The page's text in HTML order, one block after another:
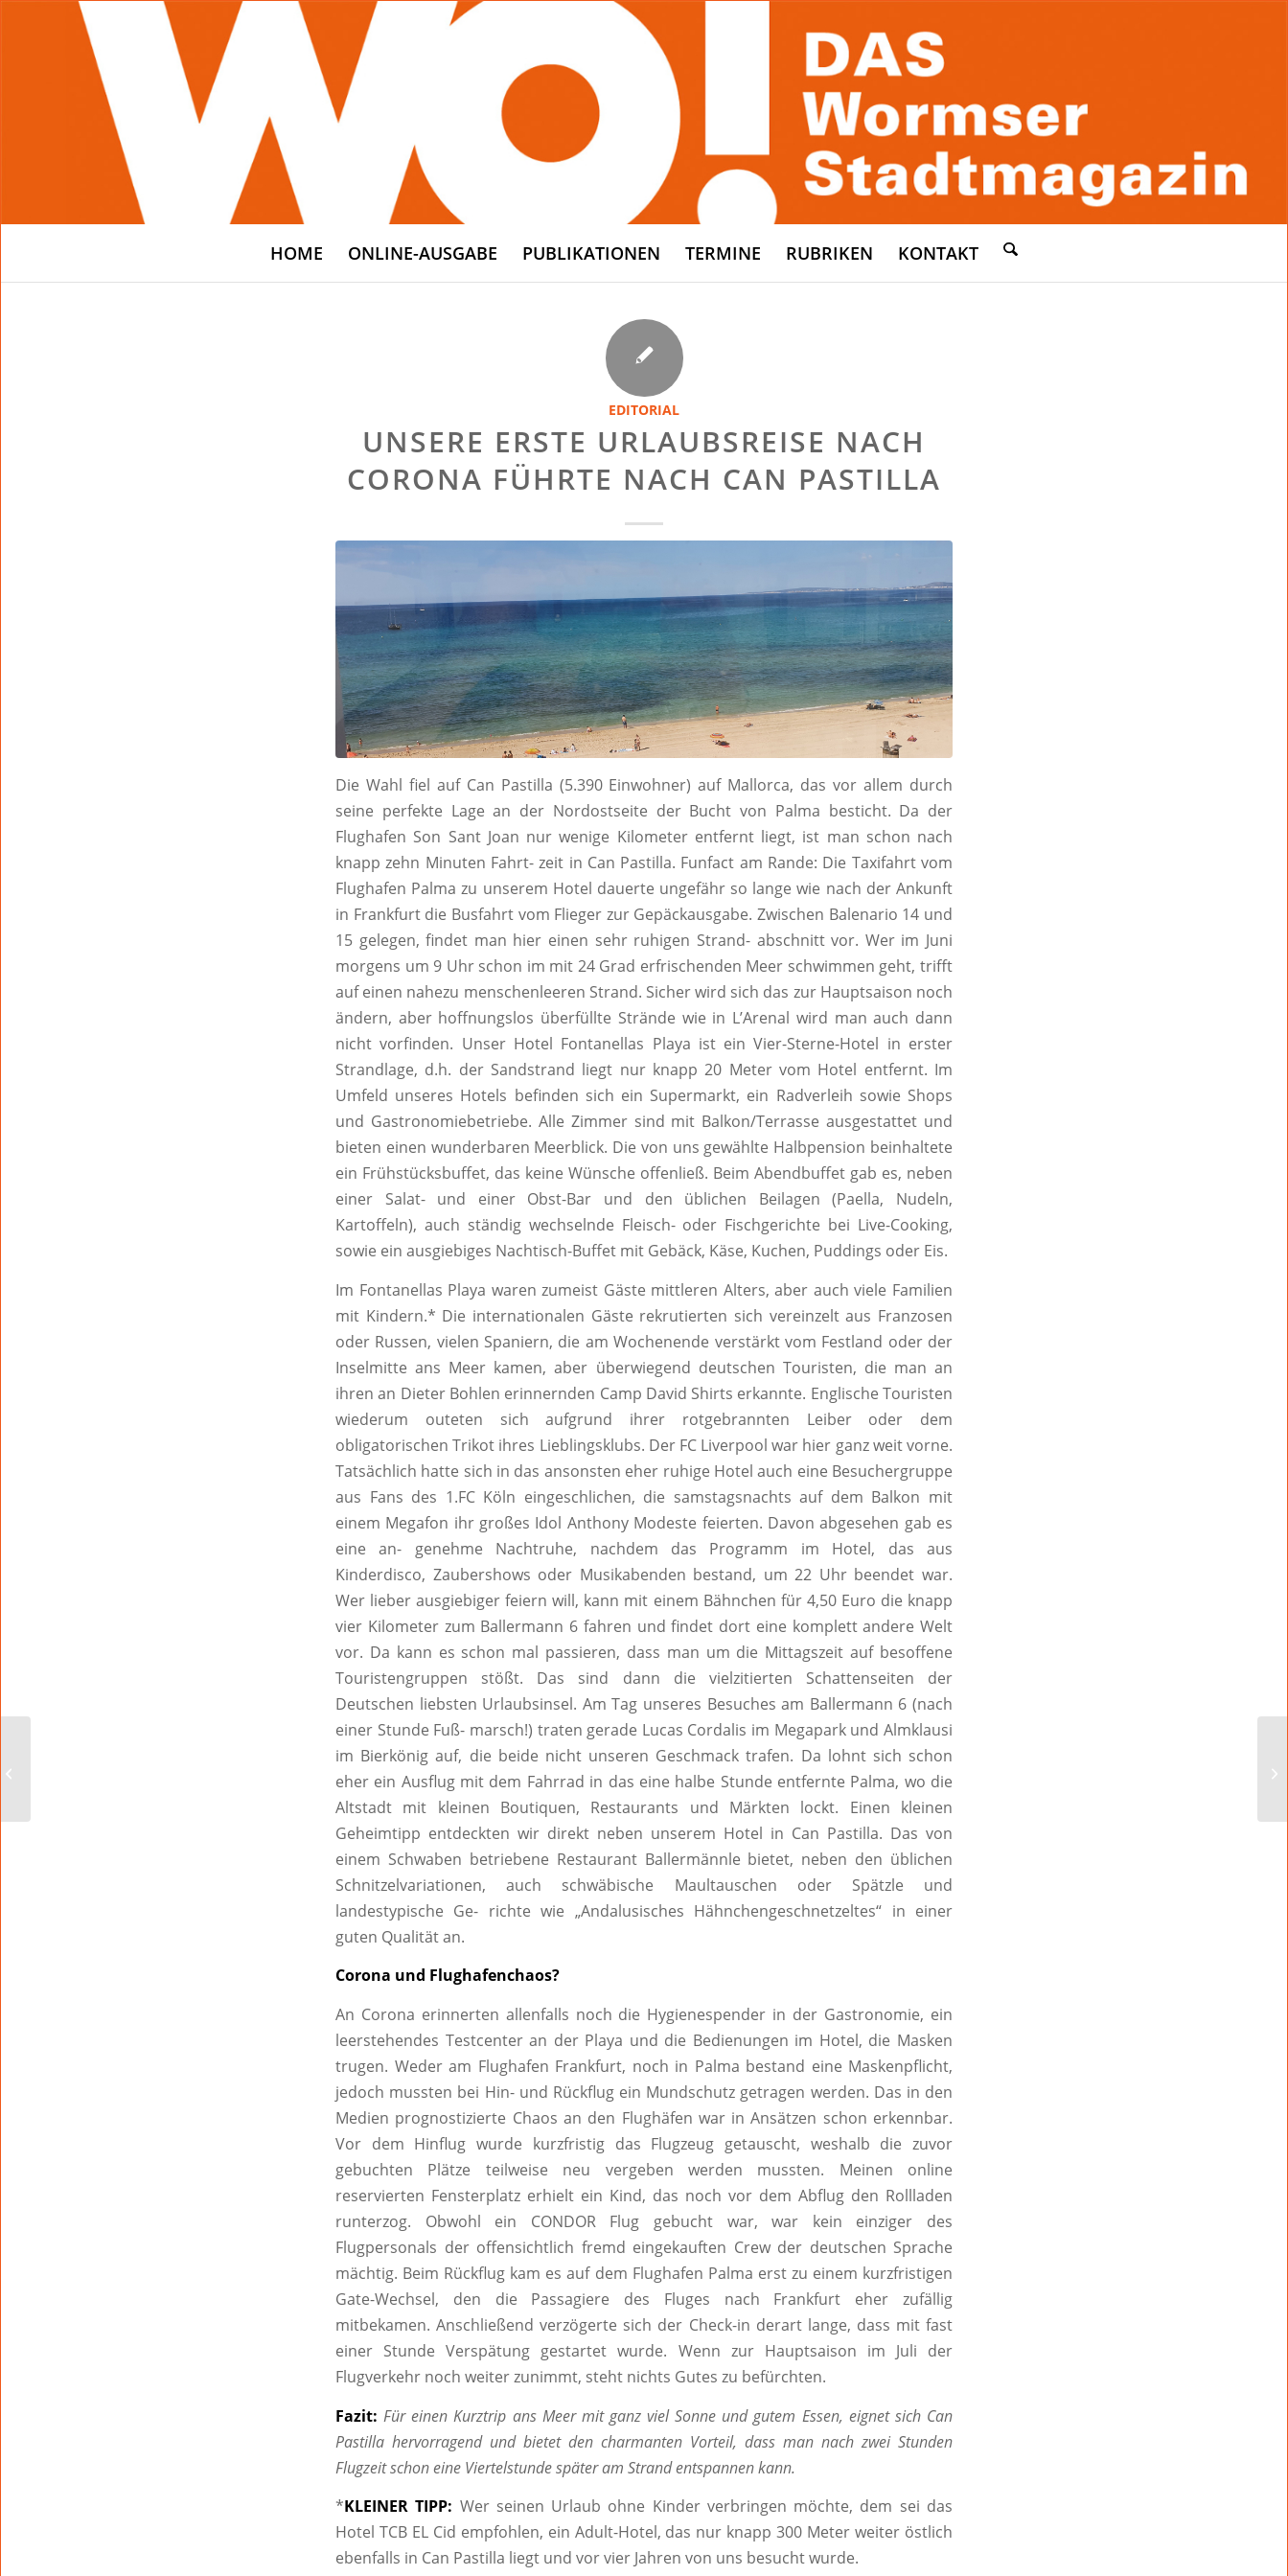
HOME ONLINE-AUSGABE PUBLIKATIONEN TERMINE RUBRIKEN KONTAKT
EDITORIAL
UNSERE ERSTE URLAUBSREISE NACH
CORONA FÜHRTE NACH CAN PASTILLA
Die Wahl fiel auf Can Pastilla (5.390 Einwohner) auf Mallorca, das vor allem durch
seine perfekte Lage an der Nordostseite der Bucht von Palma besticht. Da der
Flughafen Son Sant Joan nur wenige Kilometer entfernt liegt, ist man schon nach
knapp zehn Minuten Fahrt- zeit in Can Pastilla. Funfact am Rande: Die Taxifahrt vom
Flughafen Palma zu unserem Hotel dauerte ungefähr so lange wie nach der Ankunft
in Frankfurt die Busfahrt vom Flieger zur Gepäckausgabe. Zwischen Balenario 14 und
15 gelegen, findet man hier einen sehr ruhigen Strand- abschnitt vor. Wer im Juni
morgens um 9 Uhr schon im mit 24 Grad erfrischenden Meer schwimmen geht, trifft
auf einen nahezu menschenleeren Strand. Sicher wird sich das zur Hauptsaison noch
ändern, aber hoffnungslos überfüllte Strände wie in L’Arenal wird man auch dann
nicht vorfinden. Unser Hotel Fontanellas Playa ist ein Vier-Sterne-Hotel in erster
Strandlage, d.h. der Sandstrand liegt nur knapp 20 Meter vom Hotel entfernt. Im
Umfeld unseres Hotels befinden sich ein Supermarkt, ein Radverleih sowie Shops
und Gastronomiebetriebe. Alle Zimmer sind mit Balkon/Terrasse ausgestattet und
bieten einen wunderbaren Meerblick. Die von uns gewählte Halbpension beinhaltete
ein Frühstücksbuffet, das keine Wünsche offenließ. Beim Abendbuffet gab es, neben
einer Salat- und einer Obst-Bar und den üblichen Beilagen (Paella, Nudeln,
Kartoffeln), auch ständig wechselnde Fleisch- oder Fischgerichte bei Live-Cooking,
sowie ein ausgiebiges Nachtisch-Buffet mit Gebäck, Käse, Kuchen, Puddings oder Eis.
Im Fontanellas Playa waren zumeist Gäste mittleren Alters, aber auch viele Familien
mit Kindern.* Die internationalen Gäste rekrutierten sich vereinzelt aus Franzosen
oder Russen, vielen Spaniern, die am Wochenende verstärkt vom Festland oder der
Inselmitte ans Meer kamen, aber überwiegend deutschen Touristen, die man an
ihren an Dieter Bohlen erinnernden Camp David Shirts erkannte. Englische Touristen
wiederum outeten sich aufgrund ihrer rotgebrannten Leiber oder dem
obligatorischen Trikot ihres Lieblingsklubs. Der FC Liverpool war hier ganz weit vorne.
Tatsächlich hatte sich in das ansonsten eher ruhige Hotel auch eine Besuchergruppe
aus Fans des 1.FC Köln eingeschlichen, die samstagsnachts auf dem Balkon mit
einem Megafon ihr großes Idol Anthony Modeste feierten. Davon abgesehen gab es
eine an- genehme Nachtruhe, nachdem das Programm im Hotel, das aus
Kinderdisco, Zaubershows oder Musikabenden bestand, um 22 Uhr beendet war.
Wer lieber ausgiebiger feiern will, kann mit einem Bähnchen für 4,50 Euro die knapp
vier Kilometer zum Ballermann 6 fahren und findet dort eine komplett andere Welt
vor. Da kann es schon mal passieren, dass man um die Mittagszeit auf besoffene
Touristengruppen stößt. Das sind dann die vielzitierten Schattenseiten der
Deutschen liebsten Urlaubsinsel. Am Tag unseres Besuches am Ballermann 6 (nach
einer Stunde Fuß- marsch!) traten gerade Lucas Cordalis im Megapark und Almklausi
im Bierkönig auf, die beide nicht unseren Geschmack trafen. Da lohnt sich schon
eher ein Ausflug mit dem Fahrrad in das eine halbe Stunde entfernte Palma, wo die
Altstadt mit kleinen Boutiquen, Restaurants und Märkten lockt. Einen kleinen
Geheimtipp entdeckten wir direkt neben unserem Hotel in Can Pastilla. Das von
einem Schwaben betriebene Restaurant Ballermännle bietet, neben den üblichen
Schnitzelvariationen, auch schwäbische Maultauschen oder Spätzle und
landestypische Ge- richte wie „Andalusisches Hähnchengeschnetzeltes“ in einer
guten Qualität an.
Corona und Flughafenchaos?
An Corona erinnerten allenfalls noch die Hygienespender in der Gastronomie, ein
leerstehendes Testcenter an der Playa und die Bedienungen im Hotel, die Masken
trugen. Weder am Flughafen Frankfurt, noch in Palma bestand eine Maskenpflicht,
jedoch mussten bei Hin- und Rückflug ein Mundschutz getragen werden. Das in den
Medien prognostizierte Chaos an den Flughäfen war in Ansätzen schon erkennbar.
Vor dem Hinflug wurde kurzfristig das Flugzeug getauscht, weshalb die zuvor
gebuchten Plätze teilweise neu vergeben werden mussten. Meinen online
reservierten Fensterplatz erhielt ein Kind, das noch vor dem Abflug den Rollladen
runterzog. Obwohl ein CONDOR Flug gebucht war, war kein einziger des
Flugpersonals der offensichtlich fremd eingekauften Crew der deutschen Sprache
mächtig. Beim Rückflug kam es auf dem Flughafen Palma erst zu einem kurzfristigen
Gate-Wechsel, den die Passagiere des Fluges nach Frankfurt eher zufällig
mitbekamen. Anschließend verzögerte sich der Check-in derart lange, dass mit fast
einer Stunde Verspätung gestartet wurde. Wenn zur Hauptsaison im Juli der
Flugverkehr noch weiter zunimmt, steht nichts Gutes zu befürchten.
Fazit:Für einen Kurztrip ans Meer mit ganz viel Sonne und gutem Essen, eignet sich Can
Pastilla hervorragend und bietet den charmanten Vorteil, dass man nach zwei Stunden
Flugzeit schon eine Viertelstunde später am Strand entspannen kann.
*KLEINER TIPP: Wer seinen Urlaub ohne Kinder verbringen möchte, dem sei das
Hotel TCB EL Cid empfohlen, ein Adult-Hotel, das nur knapp 300 Meter weiter östlich
ebenfalls in Can Pastilla liegt und vor vier Jahren von uns besucht wurde.